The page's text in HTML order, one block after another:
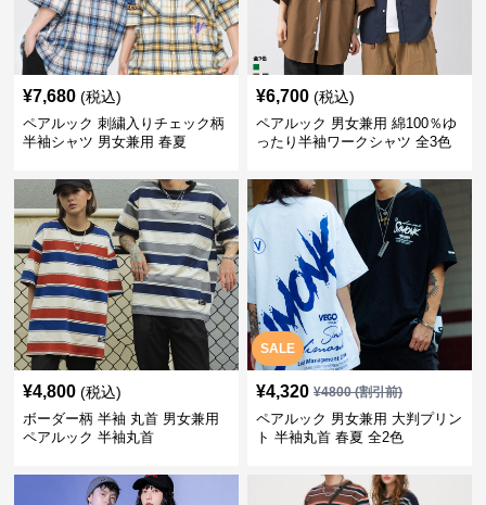
¥7,680 (税込)
ペアルック 刺繍入りチェック柄
半袖シャツ 男女兼用 春夏
¥6,700 (税込)
ペアルック 男女兼用 綿100％ゆ
ったり半袖ワークシャツ 全3色
¥4,800 (税込)
ボーダー柄 半袖 丸首 男女兼用
ペアルック 半袖丸首
SALE
¥4,320 ¥4800(割引前)
ペアルック 男女兼用 大判プリン
ト 半袖丸首 春夏 全2色